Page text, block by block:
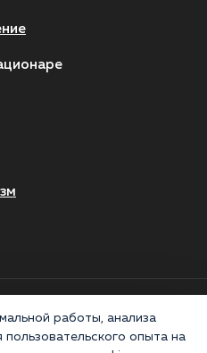
работы, анализа
опыта на